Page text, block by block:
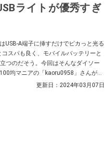
ライトが優秀すぎ
USB-A端子に挿すだけでピカっと光る
スパも良く、モバイルバッテリーと
つのだそう。今回はそんなダイソー
均マニアの「kaoru0958」さんが紹
考にしてみてくださいね。
更新日： 2024年03月07日